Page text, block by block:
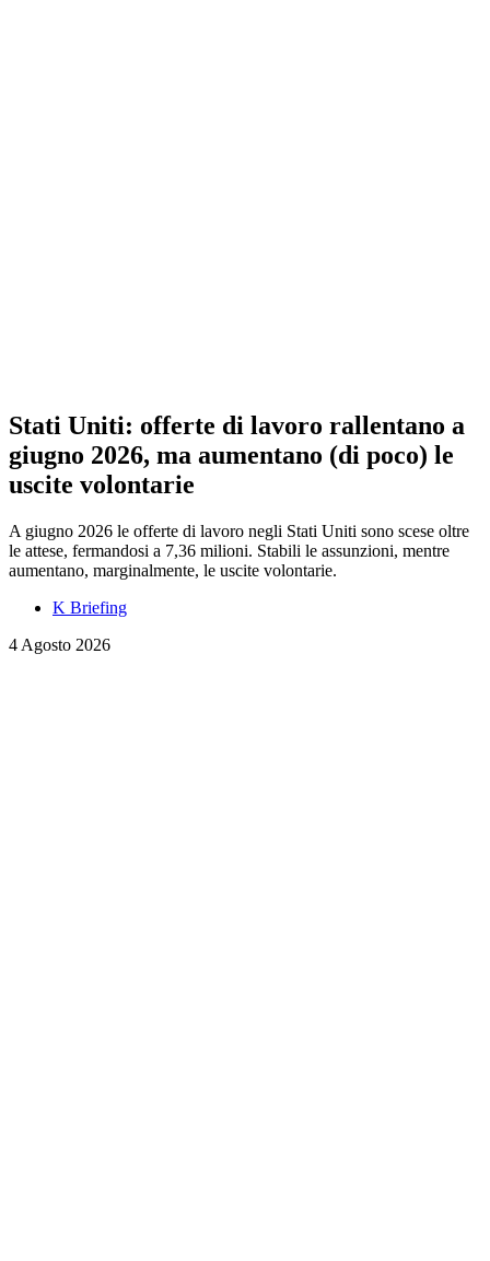
Stati Uniti: offerte di lavoro rallentano a
giugno 2026, ma aumentano (di poco) le
uscite volontarie
A giugno 2026 le offerte di lavoro negli Stati Uniti sono scese oltre
le attese, fermandosi a 7,36 milioni. Stabili le assunzioni, mentre
aumentano, marginalmente, le uscite volontarie.
K Briefing
4 Agosto 2026